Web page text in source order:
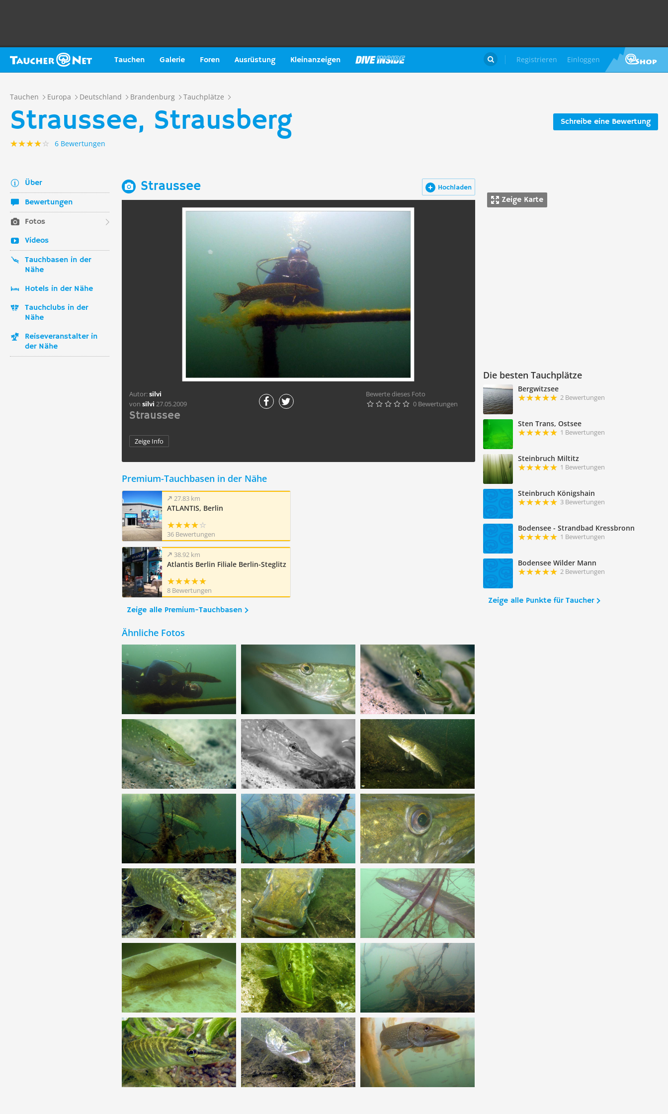
Tauchen Galerie Foren Ausrüstung Kleinanzeigen Registrieren Einloggen

Tauchen Europa Deutschland Brandenburg Tauchplätze
Schreibe eine Bewertung
Straussee, Strausberg
6 Bewertungen
Über
Bewertungen
Fotos
Videos
Tauchbasen in der
Nähe
Hotels in der Nähe
Tauchclubs in der
Nähe
Reiseveranstalter in
der Nähe
Zeige Karte
Die besten Tauchplätze
Bergwitzsee
2 Bewertungen
Sten Trans, Ostsee
1 Bewertungen
Steinbruch Miltitz
1 Bewertungen
Steinbruch Königshain
3 Bewertungen
Bodensee - Strandbad Kressbronn
1 Bewertungen
Bodensee Wilder Mann
2 Bewertungen
Zeige alle Punkte für Taucher
Hochladen
Straussee
Autor:silvi
von silvi 27.05.2009
Bewerte dieses Foto
     0 Bewertungen
Straussee
Zeige Info
Premium-Tauchbasen in der Nähe
27.83 km
ATLANTIS, Berlin
36 Bewertungen
38.92 km
Atlantis Berlin Filiale Berlin-Steglitz
8 Bewertungen
Zeige alle Premium-Tauchbasen
Ähnliche Fotos